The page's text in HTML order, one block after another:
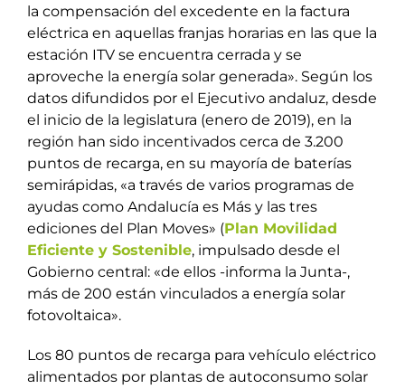
la compensación del excedente en la factura
eléctrica en aquellas franjas horarias en las que la
estación ITV se encuentra cerrada y se
aproveche la energía solar generada». Según los
datos difundidos por el Ejecutivo andaluz, desde
el inicio de la legislatura (enero de 2019), en la
región han sido incentivados cerca de 3.200
puntos de recarga, en su mayoría de baterías
semirápidas, «a través de varios programas de
ayudas como Andalucía es Más y las tres
ediciones del Plan Moves» (Plan Movilidad
Eficiente y Sostenible, impulsado desde el
Gobierno central: «de ellos -informa la Junta-,
más de 200 están vinculados a energía solar
fotovoltaica».
Los 80 puntos de recarga para vehículo eléctrico
alimentados por plantas de autoconsumo solar